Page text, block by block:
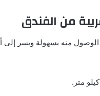
من الفندق
منه بسهولة ويسر إلى